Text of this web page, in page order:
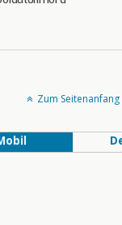
Zum Seitenanfang